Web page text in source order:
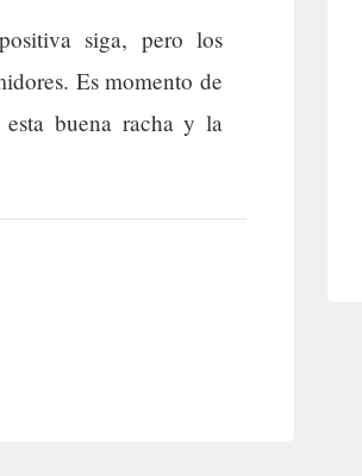
siga, pero los
Es momento de
buena racha y la